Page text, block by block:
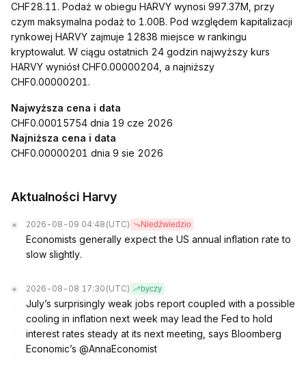
CHF28.11. Podaż w obiegu HARVY wynosi 997.37M, przy
czym maksymalna podaż to 1.00B. Pod względem kapitalizacji
rynkowej HARVY zajmuje 12838 miejsce w rankingu
kryptowalut. W ciągu ostatnich 24 godzin najwyższy kurs
HARVY wyniósł CHF0.00000204, a najniższy
CHF0.00000201.
Najwyższa cena i data
CHF0.00015754 dnia 19 cze 2026
Najniższa cena i data
CHF0.00000201 dnia 9 sie 2026
Aktualności Harvy
2026-08-09 04:48 (UTC) Niedźwiedzio
Economists generally expect the US annual inflation rate to
slow slightly.
2026-08-08 17:30 (UTC) byczy
July’s surprisingly weak jobs report coupled with a possible
cooling in inflation next week may lead the Fed to hold
interest rates steady at its next meeting, says Bloomberg
Economic’s @AnnaEconomist